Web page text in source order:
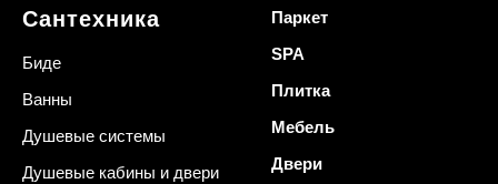
Сантехника
Биде
Ванны
Душевые системы
Душевые кабины и двери
Паркет
SPA
Плитка
Мебель
Двери